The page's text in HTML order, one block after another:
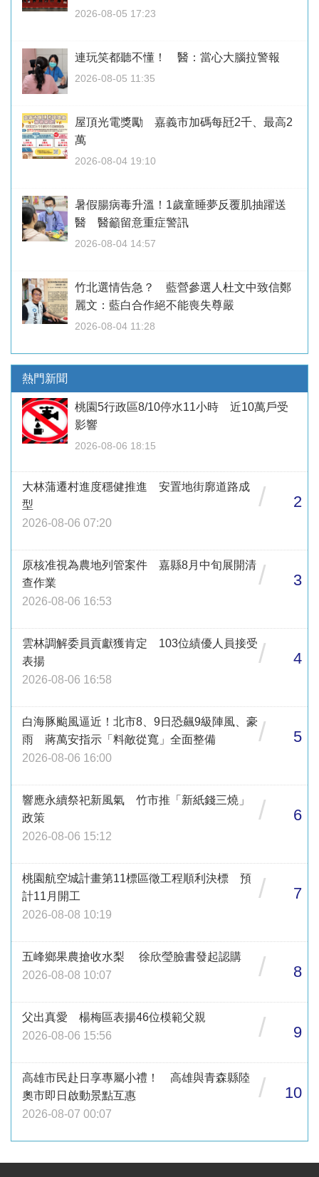
2026-08-05 17:23
連玩笑都聽不懂！ 醫：當心大腦拉警報
2026-08-05 11:35
屋頂光電獎勵 嘉義市加碼每瓩2千、最高2
萬
2026-08-04 19:10
暑假腸病毒升溫！1歲童睡夢反覆肌抽躍送
醫 醫籲留意重症警訊
2026-08-04 14:57
竹北選情告急？ 藍營參選人杜文中致信鄭
麗文：藍白合作絕不能喪失尊嚴
2026-08-04 11:28
熱門新聞
桃園5行政區8/10停水11小時 近10萬戶受
影響
2026-08-06 18:15
大林蒲遷村進度穩健推進 安置地街廓道路成
型
2026-08-06 07:20
/ 2
原核准視為農地列管案件 嘉縣8月中旬展開清
查作業
2026-08-06 16:53
/ 3
雲林調解委員貢獻獲肯定 103位績優人員接受
表揚
2026-08-06 16:58
/ 4
白海豚颱風逼近！北市8、9日恐飆9級陣風、豪
雨 蔣萬安指示「料敵從寬」全面整備
2026-08-06 16:00
/ 5
響應永續祭祀新風氣 竹市推「新紙錢三燒」
政策
2026-08-06 15:12
/ 6
桃園航空城計畫第11標區徵工程順利決標 預
計11月開工
2026-08-08 10:19
/ 7
五峰鄉果農搶收水梨 徐欣瑩臉書發起認購
2026-08-08 10:07
/ 8
父出真愛 楊梅區表揚46位模範父親
2026-08-06 15:56
/ 9
高雄市民赴日享專屬小禮！ 高雄與青森縣陸
奧市即日啟動景點互惠
2026-08-07 00:07
/ 10